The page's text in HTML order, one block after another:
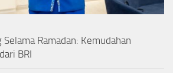
Selama Ramadan: Kemudahan
BRI